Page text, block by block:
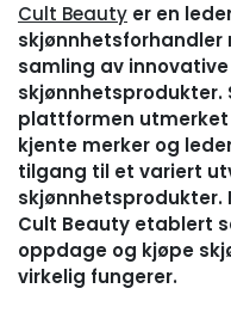
Cult Beauty er en
skjønnhetsforhandler
samling av
skjønnhetsprodukter.
plattformen
kjente merker og
tilgang til et variert
skjønnhetsprodukter.
Cult Beauty etablert
oppdage og kjøpe
virkelig fungerer.